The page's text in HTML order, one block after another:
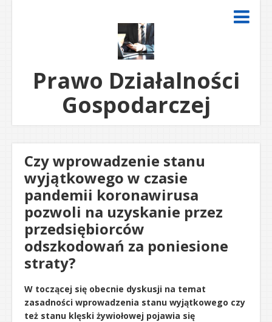
Prawo Działalności
Gospodarczej
Czy wprowadzenie stanu
wyjątkowego w czasie
pandemii koronawirusa
pozwoli na uzyskanie przez
przedsiębiorców
odszkodowań za poniesione
straty?
W toczącej się obecnie dyskusji na temat
zasadności wprowadzenia stanu wyjątkowego czy
też stanu klęski żywiołowej pojawia się